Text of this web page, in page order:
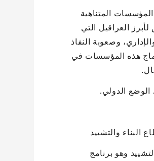
المتناهية
من تشخيص معمق لأبرز العراقيل التي
وصعوبة النفاذ
هذه المؤسسات في
الوضع الدولي.
البناء والتشييد
وهو برنامج